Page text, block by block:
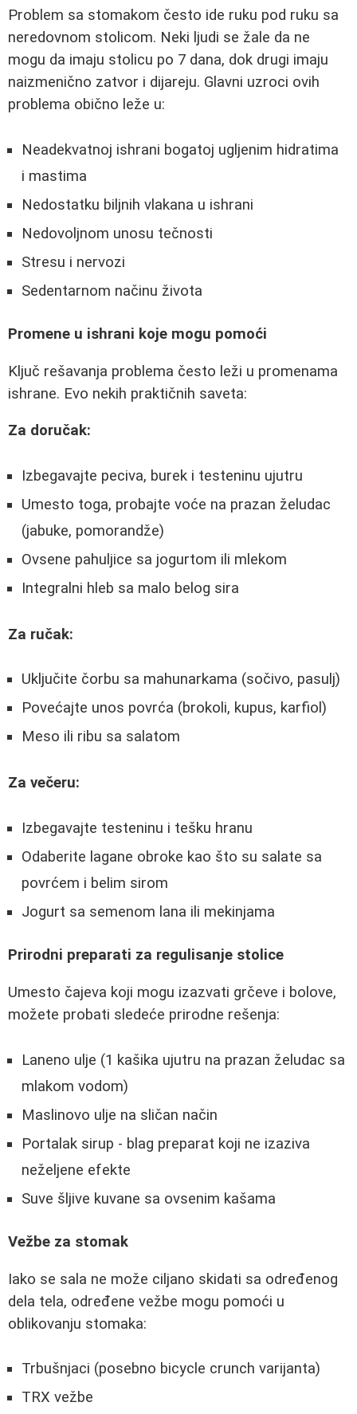
Problem sa stomakom često ide ruku pod ruku sa
neredovnom stolicom. Neki ljudi se žale da ne
mogu da imaju stolicu po 7 dana, dok drugi imaju
naizmenično zatvor i dijareju. Glavni uzroci ovih
problema obično leže u:
Neadekvatnoj ishrani bogatoj ugljenim hidratima
i mastima
Nedostatku biljnih vlakana u ishrani
Nedovoljnom unosu tečnosti
Stresu i nervozi
Sedentarnom načinu života
Promene u ishrani koje mogu pomoći
Ključ rešavanja problema često leži u promenama
ishrane. Evo nekih praktičnih saveta:
Za doručak:
Izbegavajte peciva, burek i testeninu ujutru
Umesto toga, probajte voće na prazan želudac
(jabuke, pomorandže)
Ovsene pahuljice sa jogurtom ili mlekom
Integralni hleb sa malo belog sira
Za ručak:
Uključite čorbu sa mahunarkama (sočivo, pasulj)
Povećajte unos povrća (brokoli, kupus, karfiol)
Meso ili ribu sa salatom
Za večeru:
Izbegavajte testeninu i tešku hranu
Odaberite lagane obroke kao što su salate sa
povrćem i belim sirom
Jogurt sa semenom lana ili mekinjama
Prirodni preparati za regulisanje stolice
Umesto čajeva koji mogu izazvati grčeve i bolove,
možete probati sledeće prirodne rešenja:
Laneno ulje (1 kašika ujutru na prazan želudac sa
mlakom vodom)
Maslinovo ulje na sličan način
Portalak sirup - blag preparat koji ne izaziva
neželjene efekte
Suve šljive kuvane sa ovsenim kašama
Vežbe za stomak
Iako se sala ne može ciljano skidati sa određenog
dela tela, određene vežbe mogu pomoći u
oblikovanju stomaka:
Trbušnjaci (posebno bicycle crunch varijanta)
TRX vežbe